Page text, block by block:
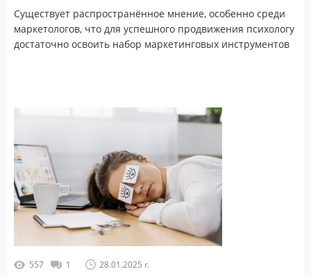
Существует распространённое мнение, особенно среди
маркетологов, что для успешного продвижения психологу
достаточно освоить набор маркетинговых инструментов
557 1 28.01.2025 г.